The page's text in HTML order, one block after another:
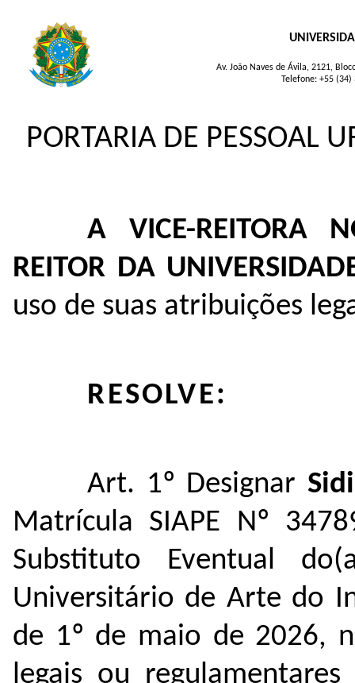
Av. João Naves de Ávila, 2121,
Telefone: +55
PORTARIA DE PESSOAL
A VICE-REITORA
REITOR DA
uso de suas atribuições
RESOLVE:
Art. 1º Designar
Matrícula SIAPE Nº
Substituto Eventual
Universitário de Arte do
de 1º de maio de 2026,
legais ou